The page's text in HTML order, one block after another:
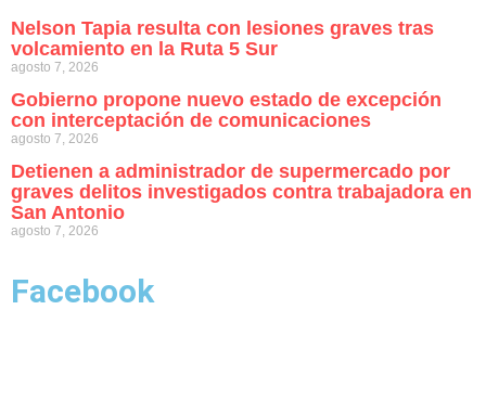
Nelson Tapia resulta con lesiones graves tras
volcamiento en la Ruta 5 Sur
agosto 7, 2026
Gobierno propone nuevo estado de excepción
con interceptación de comunicaciones
agosto 7, 2026
Detienen a administrador de supermercado por
graves delitos investigados contra trabajadora en
San Antonio
agosto 7, 2026
Facebook